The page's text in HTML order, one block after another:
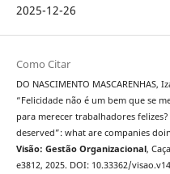
2025-12-26
Como Citar
DO NASCIMENTO MASCARENHAS,
“Felicidade não é um bem que se
para merecer trabalhadores
deserved”: what are companies
Visão: Gestão Organizacional,
e3812, 2025. DOI: 10.33362/